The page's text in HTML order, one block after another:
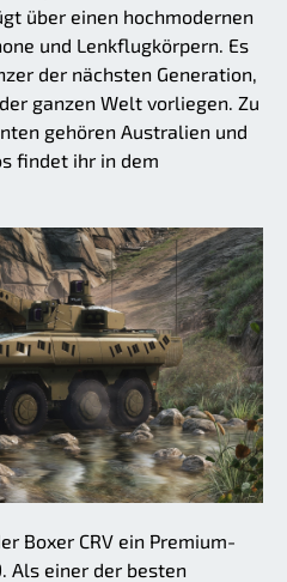
über einen hochmodernen
und Lenkflugkörpern. Es
der nächsten Generation,
ganzen Welt vorliegen. Zu
gehören Australien und
findet ihr in dem
Boxer CRV ein Premium-
Als einer der besten